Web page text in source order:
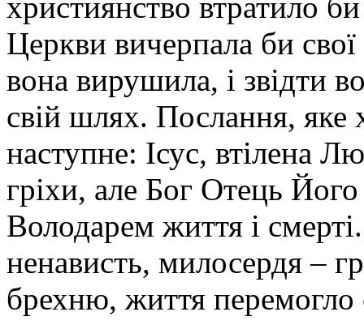
Церкви вичерпала би
вона вирушила, і звідти
свій шлях. Послання, яке
наступне: Ісус, втілена
гріхи, але Бог Отець
Володарем життя і
ненависть, милосердя –
брехню, життя перемогло